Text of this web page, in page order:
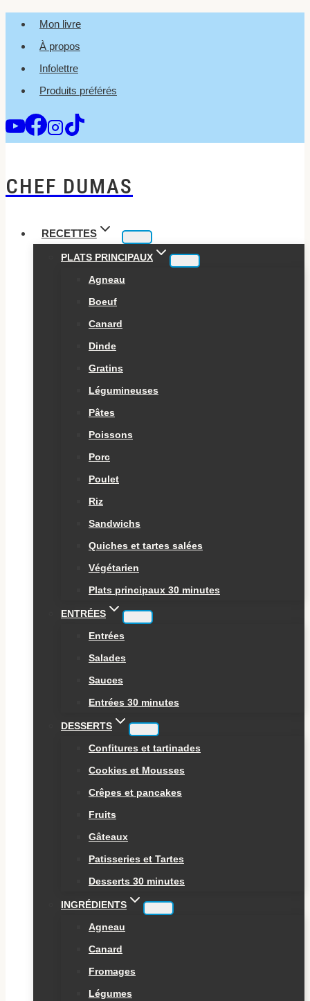
Aller
contenu
Mon livre
À propos
Infolettre
Produits préférés
CHEF DUMAS
RECETTES
PLATS PRINCIPAUX
Agneau
Boeuf
Canard
Dinde
Gratins
Légumineuses
Pâtes
Poissons
Porc
Poulet
Riz
Sandwichs
Quiches et tartes salées
Végétarien
Plats principaux 30 minutes
ENTRÉES
Entrées
Salades
Sauces
Entrées 30 minutes
DESSERTS
Confitures et tartinades
Cookies et Mousses
Crêpes et pancakes
Fruits
Gâteaux
Patisseries et Tartes
Desserts 30 minutes
INGRÉDIENTS
Agneau
Canard
Fromages
Légumes